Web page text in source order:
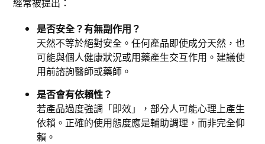
是否安全？有無副作用？
天然不等於絕對安全。任何產品即使成分天然，也
可能與個人健康狀況或用藥產生交互作用。建議使
用前諮詢醫師或藥師。
是否會有依賴性？
若產品過度強調「即效」，部分人可能心理上產生
依賴。正確的使用態度應是輔助調理，而非完全仰
賴。